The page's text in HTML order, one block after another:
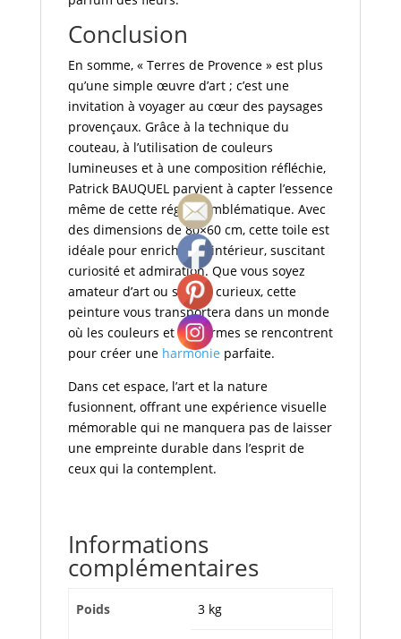
Conclusion
En somme, « Terres de Provence » est plus
qu’une simple œuvre d’art ; c’est une
invitation à voyager au cœur des paysages
provençaux. Grâce à la technique du
couteau, à l’utilisation de couleurs
lumineuses et à une composition réfléchie,
Patrick BAUQUEL parvient à capter l’essence
même de cette région emblématique. Avec
des dimensions de 80×60 cm, cette toile est
idéale pour enrichir un intérieur, suscitant
curiosité et admiration. Que vous soyez
amateur d’art ou simple curieux, cette
peinture vous transportera dans un monde
où les couleurs et les formes se rencontrent
pour créer une harmonie parfaite.
Dans cet espace, l’art et la nature
fusionnent, offrant une expérience visuelle
mémorable qui ne manquera pas de laisser
une empreinte durable dans l’esprit de
ceux qui la contemplent.
Informations
complémentaires
Poids 3 kg